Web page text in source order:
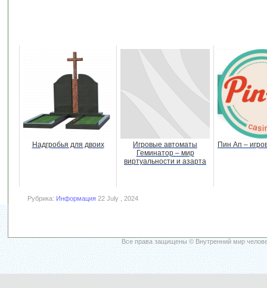
Надгробья для двоих
Игровые автоматы
Геминатор – мир
виртуальности и азарта
Пин Ап –
Рубрика: Информация 22 July , 2024
Все права защищены © Внутренний мир